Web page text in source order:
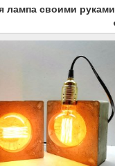
лампа своими руками